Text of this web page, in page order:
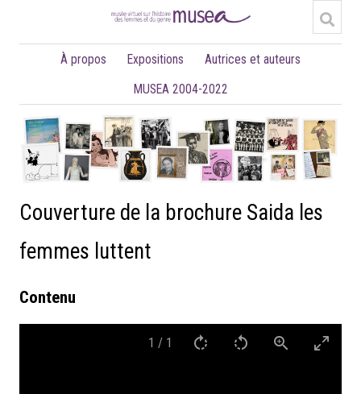
À propos Expositions
Autrices et auteurs
MUSEA 2004-2022
Couverture de la brochure Saida les
femmes luttent
Contenu
1 / 1